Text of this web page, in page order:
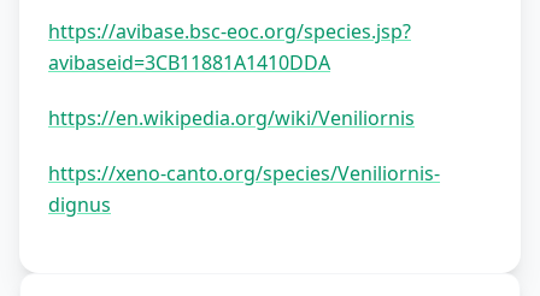
https://avibase.bsc-eoc.org/species.jsp?
avibaseid=3CB11881A1410DDA
https://en.wikipedia.org/wiki/Veniliornis
https://xeno-canto.org/species/Veniliornis-
dignus